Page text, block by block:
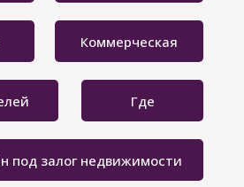
под залог недвижимости
Коммерческая
Где